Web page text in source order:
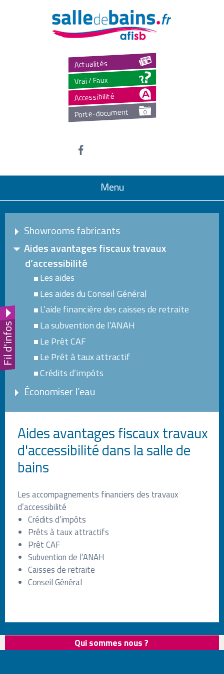
Actualités
Vrai / Faux
Accessibilité
Porte-document 0
Menu
Showrooms fabricants
Aides avantages fiscaux travaux
d’accessibilité
Les aides
Les aides du Conseil Général
L’aide financière des caisses de retraite
La subvention de l’ANAH
Le Prêt CAF
Le Prêt à taux attractif
Crédits d’impôts
Économiser l’eau
Aides avantages fiscaux travaux
d'accessibilité dans la salle de
bains
Les accompagnements financiers des travaux
d’accessibilité
Crédits d’impôts
Prêts à taux attractifs
Prêt CAF
Subvention de l’ANAH
Caisses de retraite
Conseil Général
Qui sommes nous ?